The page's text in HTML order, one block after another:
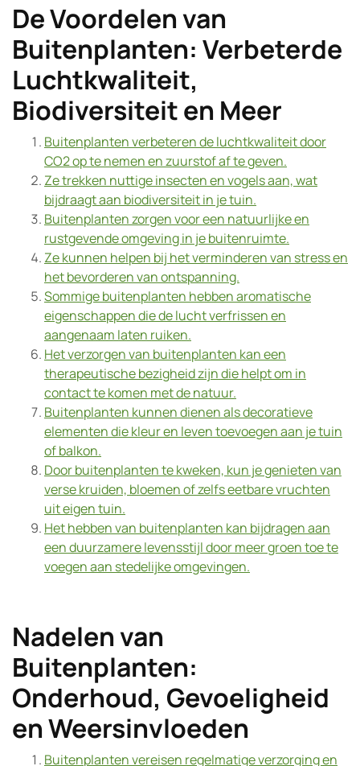
De Voordelen van
Buitenplanten: Verbeterde
Luchtkwaliteit,
Biodiversiteit en Meer
Buitenplanten verbeteren de luchtkwaliteit door
CO2 op te nemen en zuurstof af te geven.
Ze trekken nuttige insecten en vogels aan, wat
bijdraagt aan biodiversiteit in je tuin.
Buitenplanten zorgen voor een natuurlijke en
rustgevende omgeving in je buitenruimte.
Ze kunnen helpen bij het verminderen van stress en
het bevorderen van ontspanning.
Sommige buitenplanten hebben aromatische
eigenschappen die de lucht verfrissen en
aangenaam laten ruiken.
Het verzorgen van buitenplanten kan een
therapeutische bezigheid zijn die helpt om in
contact te komen met de natuur.
Buitenplanten kunnen dienen als decoratieve
elementen die kleur en leven toevoegen aan je tuin
of balkon.
Door buitenplanten te kweken, kun je genieten van
verse kruiden, bloemen of zelfs eetbare vruchten
uit eigen tuin.
Het hebben van buitenplanten kan bijdragen aan
een duurzamere levensstijl door meer groen toe te
voegen aan stedelijke omgevingen.
Nadelen van
Buitenplanten:
Onderhoud, Gevoeligheid
en Weersinvloeden
Buitenplanten vereisen regelmatige verzorging en